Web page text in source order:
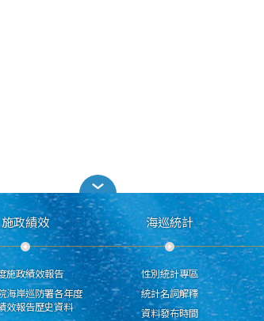
施政績效
施政績效報告
海岸巡防署各年度
效報告歷史資料
海巡統計
性別統計專區
統計名詞解釋
資料發布時間